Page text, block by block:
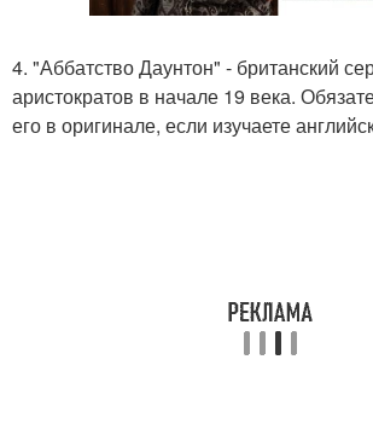
4. "Аббатство Даунтон" - британский
аристократов в начале 19 века.
его в оригинале, если изучаете